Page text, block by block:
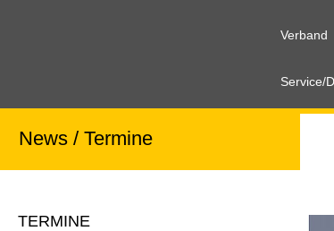
Verband
Service/
News / Termine
TERMINE